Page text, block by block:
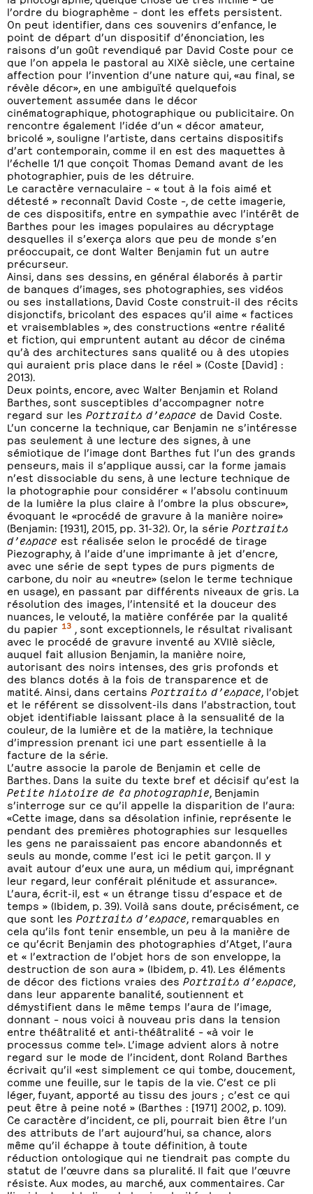
l’ordre du biographème – dont les effets persistent.
On peut identifier, dans ces souvenirs d’enfance, le
point de départ d’un dispositif d’énonciation, les
raisons d’un goût revendiqué par David Coste pour ce
que l’on appela le pastoral au XIXè siècle, une certaine
affection pour l’invention d’une nature qui, «au final, se
révèle décor», en une ambiguïté quelquefois
ouvertement assumée dans le décor
cinématographique, photographique ou publicitaire. On
rencontre également l’idée d’un « décor amateur,
bricolé », souligne l’artiste, dans certains dispositifs
d’art contemporain, comme il en est des maquettes à
l’échelle 1/1 que conçoit Thomas Demand avant de les
photographier, puis de les détruire.
Le caractère vernaculaire – « tout à la fois aimé et
détesté » reconnaît David Coste –, de cette imagerie,
de ces dispositifs, entre en sympathie avec l’intérêt de
Barthes pour les images populaires au décryptage
desquelles il s’exerça alors que peu de monde s’en
préoccupait, ce dont Walter Benjamin fut un autre
précurseur.
Ainsi, dans ses dessins, en général élaborés à partir
de banques d’images, ses photographies, ses vidéos
ou ses installations, David Coste construit-il des récits
disjonctifs, bricolant des espaces qu’il aime « factices
et vraisemblables », des constructions «entre réalité
et fiction, qui empruntent autant au décor de cinéma
qu’à des architectures sans qualité ou à des utopies
qui auraient pris place dans le réel » (Coste [David] :
2013).
Deux points, encore, avec Walter Benjamin et Roland
Barthes, sont susceptibles d’accompagner notre
regard sur les Portraits d’espace de David Coste.
L’un concerne la technique, car Benjamin ne s’intéresse
pas seulement à une lecture des signes, à une
sémiotique de l’image dont Barthes fut l’un des grands
penseurs, mais il s’applique aussi, car la forme jamais
n’est dissociable du sens, à une lecture technique de
la photographie pour considérer « l’absolu continuum
de la lumière la plus claire à l’ombre la plus obscure»,
évoquant le «procédé de gravure à la manière noire»
(Benjamin: [1931], 2015, pp. 31-32). Or, la série Portraits
d’espace est réalisée selon le procédé de tirage
Piezography, à l’aide d’une imprimante à jet d’encre,
avec une série de sept types de purs pigments de
carbone, du noir au «neutre» (selon le terme technique
en usage), en passant par différents niveaux de gris. La
résolution des images, l’intensité et la douceur des
nuances, le velouté, la matière conférée par la qualité
du papier 13
, sont exceptionnels, le résultat rivalisant
avec le procédé de gravure inventé au XVIIè siècle,
auquel fait allusion Benjamin, la manière noire,
autorisant des noirs intenses, des gris profonds et
des blancs dotés à la fois de transparence et de
matité. Ainsi, dans certains Portraits d’espace , l’objet
et le référent se dissolvent-ils dans l’abstraction, tout
objet identifiable laissant place à la sensualité de la
couleur, de la lumière et de la matière, la technique
d’impression prenant ici une part essentielle à la
facture de la série.
L’autre associe la parole de Benjamin et celle de
Barthes. Dans la suite du texte bref et décisif qu’est la
Petite histoire de la photographie , Benjamin
s’interroge sur ce qu’il appelle la disparition de l’aura:
«Cette image, dans sa désolation infinie, représente le
pendant des premières photographies sur lesquelles
les gens ne paraissaient pas encore abandonnés et
seuls au monde, comme l’est ici le petit garçon. Il y
avait autour d’eux une aura, un médium qui, imprégnant
leur regard, leur conférait plénitude et assurance».
L’aura, écrit-il, est « un étrange tissu d’espace et de
temps » (Ibidem, p. 39). Voilà sans doute, précisément, ce
que sont les Portraits d’espace , remarquables en
cela qu’ils font tenir ensemble, un peu à la manière de
ce qu’écrit Benjamin des photographies d’Atget, l’aura
et « l’extraction de l’objet hors de son enveloppe, la
destruction de son aura » (Ibidem, p. 41). Les éléments
de décor des fictions vraies des Portraits d’espace
dans leur apparente banalité, soutiennent et
démystifient dans le même temps l’aura de l’image,
donnant – nous voici à nouveau pris dans la tension
entre théâtralité et anti-théâtralité – «à voir le
processus comme tel». L’image advient alors à notre
regard sur le mode de l’incident, dont Roland Barthes
écrivait qu’il «est simplement ce qui tombe, doucement,
comme une feuille, sur le tapis de la vie. C’est ce pli
léger, fuyant, apporté au tissu des jours ; c’est ce qui
peut être à peine noté » (Barthes : [1971] 2002, p. 109).
Ce caractère d’incident, ce pli, pourrait bien être l’un
des attributs de l’art aujourd’hui, sa chance, alors
même qu’il échappe à toute définition, à toute
réduction ontologique qui ne tiendrait pas compte du
statut de l’œuvre dans sa pluralité. Il fait que l’œuvre
résiste. Aux modes, au marché, aux commentaires. Car